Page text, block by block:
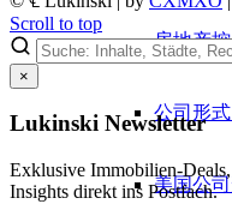
房地产
公司形
美国公
Scroll to top
×
Lukinski Newsletter
Exklusive Immobilien-
Insights direkt ins Postfach.